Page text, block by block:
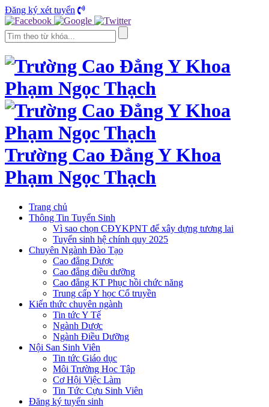
Đăng ký xét tuyển
Trường Cao Đẳng Y Khoa
Phạm Ngọc Thạch
Trang chủ
Thông Tin Tuyển Sinh
Vì sao chọn CĐYKPNT để xây dựng tương lai
Tuyển sinh hệ chính quy 2025
Chuyên Ngành Đào Tạo
Cao đẳng Dược
Cao đẳng điều dưỡng
Cao đẳng KT Phục hồi chức năng
Trung cấp Y học Cổ truyền
Kiến thức chuyên ngành
Tin tức Y Tế
Ngành Dược
Ngành Điều Dưỡng
Nội San Sinh Viên
Tin tức Giáo dục
Môi Trường Học Tập
Cơ Hội Việc Làm
Tin Tức Cựu Sinh Viên
Đăng ký tuyển sinh